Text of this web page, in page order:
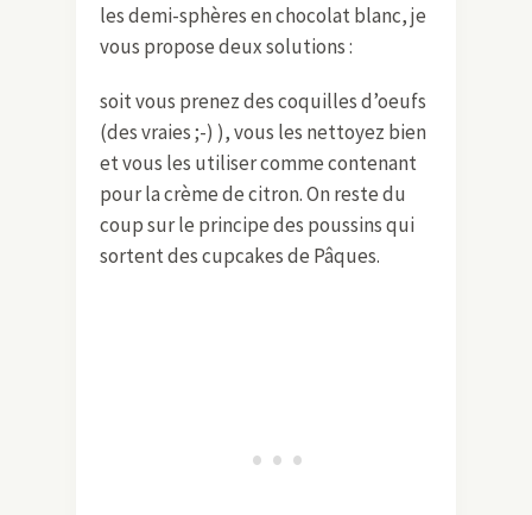
les demi-sphères en chocolat blanc, je
vous propose deux solutions :
soit vous prenez des coquilles d’oeufs
(des vraies ;-) ), vous les nettoyez bien
et vous les utiliser comme contenant
pour la crème de citron. On reste du
coup sur le principe des poussins qui
sortent des cupcakes de Pâques.